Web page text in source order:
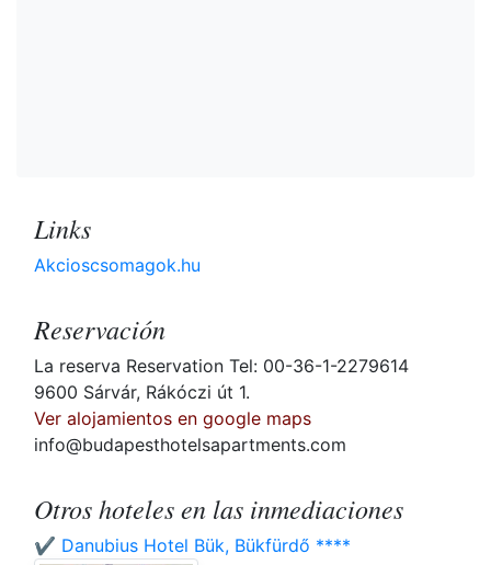
Links
Akcioscsomagok.hu
Reservación
La reserva Reservation Tel: 00-36-1-2279614
9600 Sárvár, Rákóczi út 1.
Ver alojamientos en google maps
info@budapesthotelsapartments.com
Otros hoteles en las inmediaciones
✔️ Danubius Hotel Bük, Bükfürdő ****